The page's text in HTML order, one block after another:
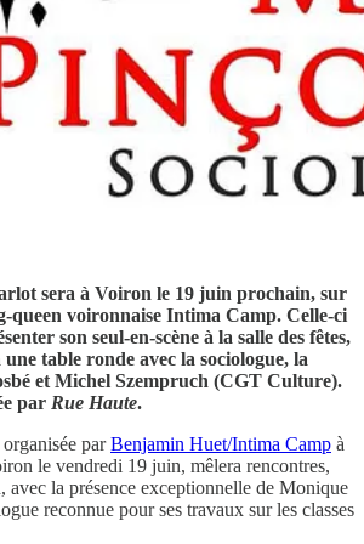
sera à Voiron le 19 juin prochain, sur
queen voironnaise Intima Camp. Celle-ci
son seul-en-scène à la salle des fêtes,
table ronde avec la sociologue, la
et Michel Szempruch (CGT Culture).
par Rue Haute.
parBenjamin Huet/Intima Camp à
le vendredi 19 juin, mêlera rencontres,
avec la présence exceptionnelle de Monique
reconnue pour ses travaux sur les classes